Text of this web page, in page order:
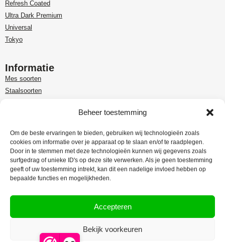
Beheer toestemming
Om de beste ervaringen te bieden, gebruiken wij technologieën zoals
cookies om informatie over je apparaat op te slaan en/of te raadplegen.
Door in te stemmen met deze technologieën kunnen wij gegevens zoals
surfgedrag of unieke ID's op deze site verwerken. Als je geen toestemming
geeft of uw toestemming intrekt, kan dit een nadelige invloed hebben op
bepaalde functies en mogelijkheden.
Accepteren
Bekijk voorkeuren
Refresh Coated
Ultra Dark Premium
Universal
Tokyo
Informatie
Mes soorten
Staalsoorten
Customer care
Garantie en retour
Leveringsinformatie
Klachtenregeling
Privacy Policy
Rex Media